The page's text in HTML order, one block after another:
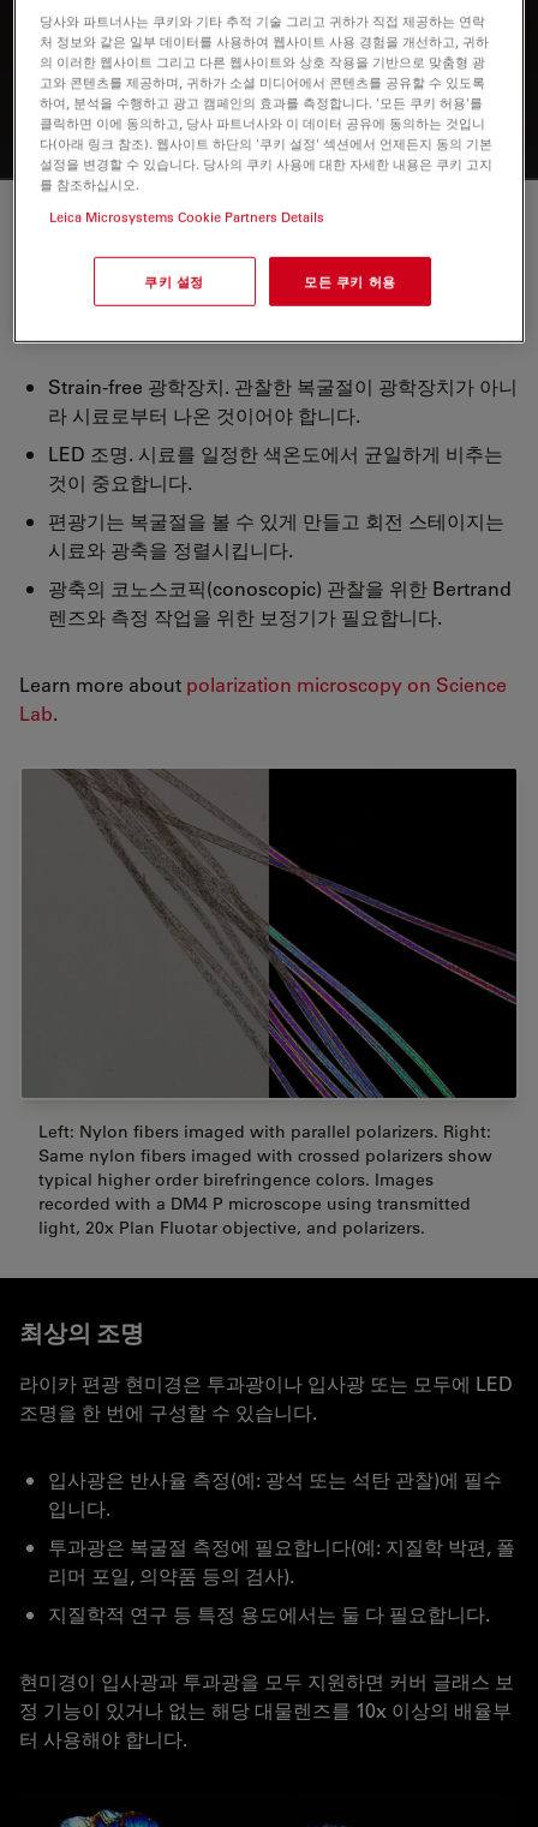
광학적 특성 관찰
최적의 결과를 위해서는 가장 높은 편광 등
급 5 요건을 충족하는 특수 63x Leica 대물렌즈를 사용하십
시오
편광법에서 원하는 결과를 얻으려면 몇 가지 구성품이 필요
Strain-free 광학장치. 관찰한 복굴절이 광학장치가 아니
라 시료로부터 나온 것이어야 합니다.
LED 조명. 시료를 일정한 색온도에서 균일하게 비추는
것이 중요합니다.
편광기는 복굴절을 볼 수 있게 만들고 회전 스테이지는
시료와 광축을 정렬시킵니다.
광축의 코노스코픽(conoscopic) 관찰을 위한 Bertrand
렌즈와 측정 작업을 위한 보정기가 필요합니다.
Learn more about polarization microscopy on Science
Lab.
Left: Nylon fibers imaged with parallel polarizers. Right:
Same nylon fibers imaged with crossed polarizers show
typical higher order birefringence colors. Images
recorded with a DM4 P microscope using transmitted
light, 20x Plan Fluotar objective, and polarizers.
최상의 조명
라이카 편광 현미경은 투과광이나 입사광 또는 모두에 LED
조명을 한 번에 구성할 수 있습니다.
입사광은 반사율 측정(예: 광석 또는 석탄 관찰)에 필수
입니다.
투과광은 복굴절 측정에 필요합니다(예: 지질학 박편, 폴
리머 포일, 의약품 등의 검사).
지질학적 연구 등 특정 용도에서는 둘 다 필요합니다.
현미경이 입사광과 투과광을 모두 지원하면 커버 글래스 보
정 기능이 있거나 없는 해당 대물렌즈를 10x 이상의 배율부
터 사용해야 합니다.
당사와 파트너사는 쿠키와 기타 추적 기술 그리고 귀하가 직접 제공하는 연락
처 정보와 같은 일부 데이터를 사용하여 웹사이트 사용 경험을 개선하고, 귀하
의 이러한 웹사이트 그리고 다른 웹사이트와 상호 작용을 기반으로 맞춤형 광
고와 콘텐츠를 제공하며, 귀하가 소셜 미디어에서 콘텐츠를 공유할 수 있도록
하여, 분석을 수행하고 광고 캠페인의 효과를 측정합니다. '모든 쿠키 허용'를
클릭하면 이에 동의하고, 당사 파트너사와 이 데이터 공유에 동의하는 것입니
다(아래 링크 참조). 웹사이트 하단의 '쿠키 설정' 섹션에서 언제든지 동의 기본
설정을 변경할 수 있습니다. 당사의 쿠키 사용에 대한 자세한 내용은 쿠키 고지
를 참조하십시오.
Leica Microsystems Cookie Partners Details
쿠키 설정 모든 쿠키 허용